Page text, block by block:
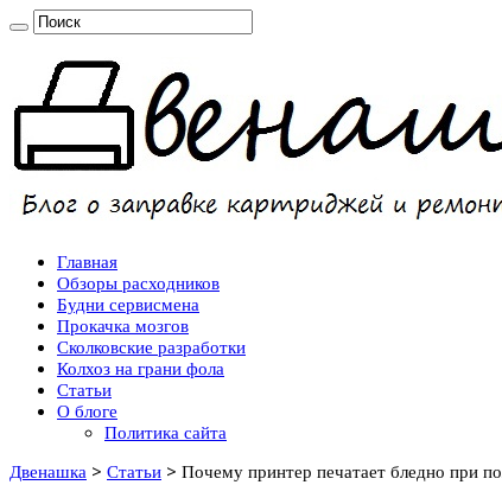
Главная
Обзоры расходников
Будни сервисмена
Прокачка мозгов
Сколковские разработки
Колхоз на грани фола
Статьи
О блоге
Политика сайта
Двенашка > Статьи > Почему принтер печатает бледно при